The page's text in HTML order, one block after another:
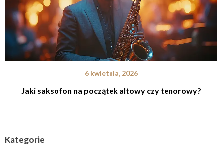
6 kwietnia, 2026
Jaki saksofon na początek altowy czy tenorowy?
Kategorie